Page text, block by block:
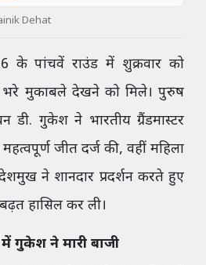
Dehat
के पांचवें राउंड में शुक्रवार को
मुकाबले देखने को मिले। पुरुष
डी. गुकेश ने भारतीय ग्रैंडमास्टर
जीत दर्ज की, वहीं महिला
ने शानदार प्रदर्शन करते हुए
हासिल कर ली।
ने मारी बाजी